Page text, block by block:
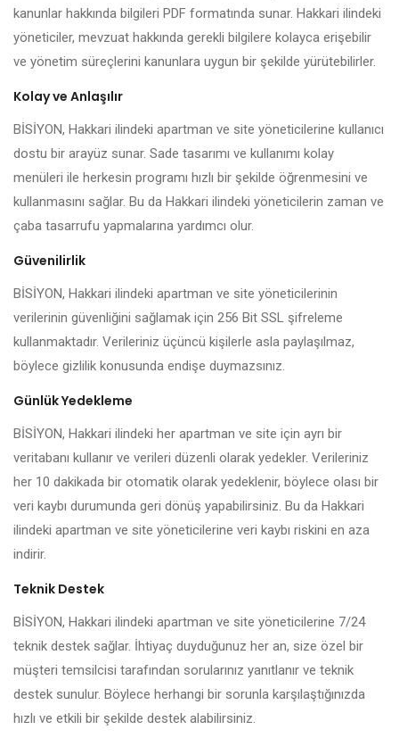
kanunlar hakkında bilgileri PDF formatında sunar. Hakkari ilindeki
yöneticiler, mevzuat hakkında gerekli bilgilere kolayca erişebilir
ve yönetim süreçlerini kanunlara uygun bir şekilde yürütebilirler.
Kolay ve Anlaşılır
BİSİYON, Hakkari ilindeki apartman ve site yöneticilerine kullanıcı
dostu bir arayüz sunar. Sade tasarımı ve kullanımı kolay
menüleri ile herkesin programı hızlı bir şekilde öğrenmesini ve
kullanmasını sağlar. Bu da Hakkari ilindeki yöneticilerin zaman ve
çaba tasarrufu yapmalarına yardımcı olur.
Güvenilirlik
BİSİYON, Hakkari ilindeki apartman ve site yöneticilerinin
verilerinin güvenliğini sağlamak için 256 Bit SSL şifreleme
kullanmaktadır. Verileriniz üçüncü kişilerle asla paylaşılmaz,
böylece gizlilik konusunda endişe duymazsınız.
Günlük Yedekleme
BİSİYON, Hakkari ilindeki her apartman ve site için ayrı bir
veritabanı kullanır ve verileri düzenli olarak yedekler. Verileriniz
her 10 dakikada bir otomatik olarak yedeklenir, böylece olası bir
veri kaybı durumunda geri dönüş yapabilirsiniz. Bu da Hakkari
ilindeki apartman ve site yöneticilerine veri kaybı riskini en aza
indirir.
Teknik Destek
BİSİYON, Hakkari ilindeki apartman ve site yöneticilerine 7/24
teknik destek sağlar. İhtiyaç duyduğunuz her an, size özel bir
müşteri temsilcisi tarafından sorularınız yanıtlanır ve teknik
destek sunulur. Böylece herhangi bir sorunla karşılaştığınızda
hızlı ve etkili bir şekilde destek alabilirsiniz.